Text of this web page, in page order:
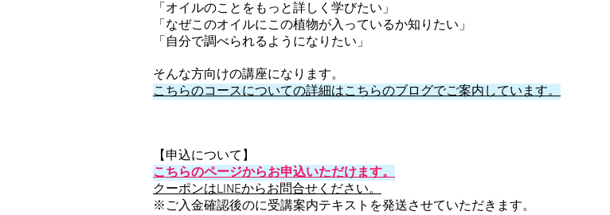
「オイルのことをもっと詳しく学びたい」
「なぜこのオイルにこの植物が入っているか知りたい」
「自分で調べられるようになりたい」
そんな方向けの講座になります。
こちらのコースについての詳細はこちらのブログでご案内しています。
【申込について】
こちらのページからお申込いただけます。
クーポンはLINEからお問合せください。
※ご入金確認後のに受講案内テキストを発送させていただきます。